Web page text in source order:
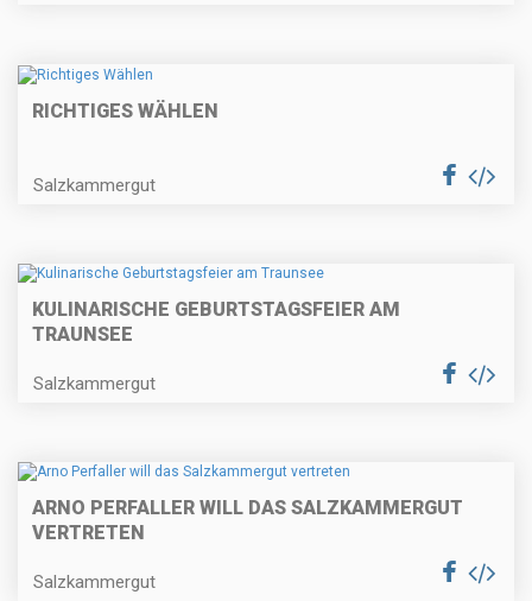
RICHTIGES WÄHLEN
Salzkammergut
KULINARISCHE GEBURTSTAGSFEIER AM
TRAUNSEE
Salzkammergut
ARNO PERFALLER WILL DAS SALZKAMMERGUT
VERTRETEN
Salzkammergut